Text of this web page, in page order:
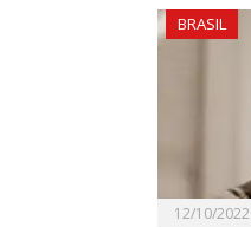
BRASIL
12/10/2022